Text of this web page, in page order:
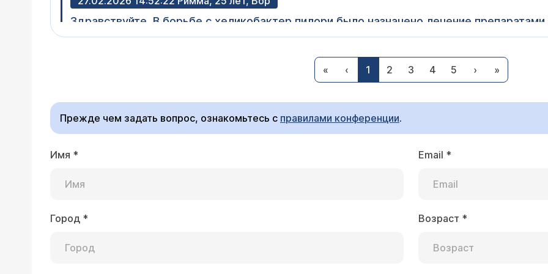
Здравствуйте. В борьбе с хеликобактер пилори было назначено лечение
вместе с антибиотиками принимала 2 раза в день по 2 таблетки, а потом перепутала
Здравствуйте, Римма. При проведении эрадикации хеликобактера основное
хнедельного курса с антибиотиками - строго в дозах и режиме,
сделали правильно. Изменение дозы и режима приема препаратов именно в
Здравствуйте!!!Скажите пожалуйста,нужно ли лечиться,если по анализам кровь
практически не видно, что посоветуете в данном вопросе?
методом, в диагностической лаборатории). В случае положительных тестов
« ‹ 1 2 3 4 5 › »
Прежде чем задать вопрос, ознакомьтесь с правилами конференции.
Имя * Email *
Город * Возраст *